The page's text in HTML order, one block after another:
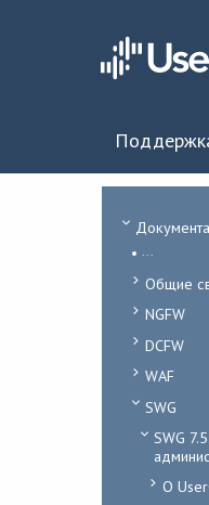
...
Общие
NGFW
DCFW
WAF
SWG
SWG
О